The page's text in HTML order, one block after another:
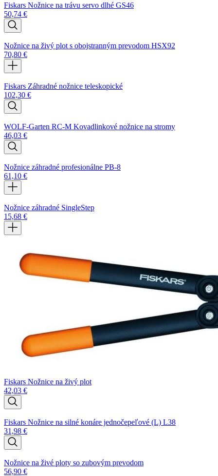
Fiskars Nožnice na trávu servo dlhé GS46
50,74 €
Nožnice na živý plot s obojstranným prevodom HSX92
70,80 €
Fiskars Záhradné nožnice teleskopické
102,30 €
WOLF-Garten RC-M Kovadlinkové nožnice na stromy
46,03 €
Nožnice záhradné profesionálne PB-8
61,10 €
Nožnice záhradné SingleStep
15,68 €
Fiskars Nožnice na živý plot
42,03 €
Fiskars Nožnice na silné konáre jednočepeľové (L) L38
31,98 €
Nožnice na živé ploty so zubovým prevodom
56,90 €